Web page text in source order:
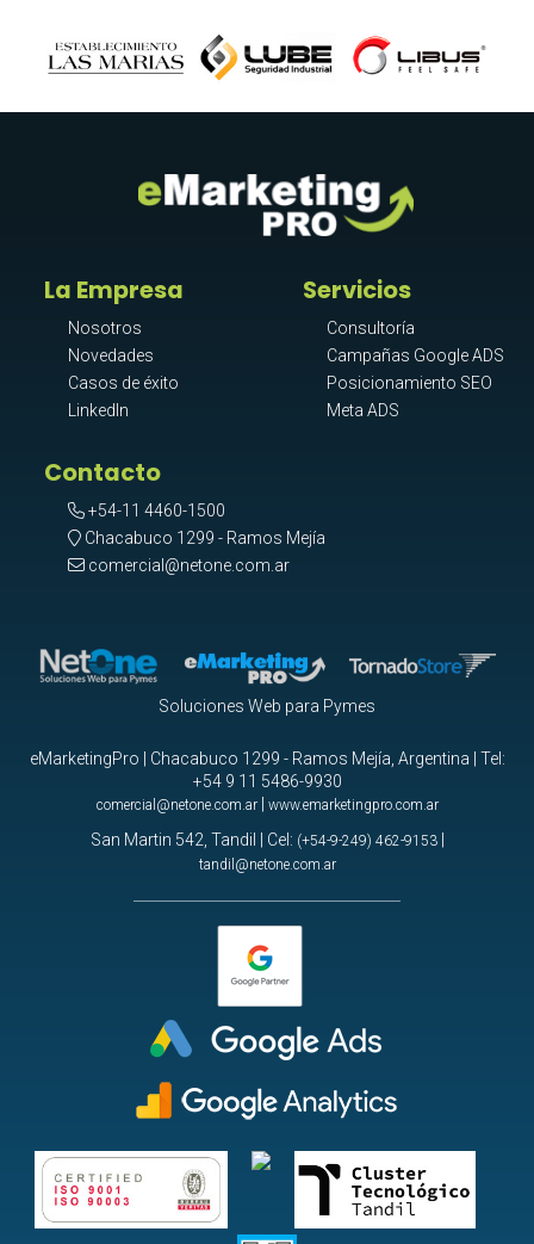
La Empresa
Nosotros
Novedades
Casos de éxito
LinkedIn
Servicios
Consultoría
Campañas Google ADS
Posicionamiento SEO
Meta ADS
Contacto
+54-11 4460-1500
Chacabuco 1299 - Ramos Mejía
comercial@netone.com.ar
Soluciones Web para Pymes
eMarketingPro | Chacabuco 1299 - Ramos Mejía, Argentina | Tel:
+54 9 11 5486-9930
comercial@netone.com.ar| www.emarketingpro.com.ar
San Martin 542, Tandil | Cel: (+54-9-249) 462-9153|
tandil@netone.com.ar